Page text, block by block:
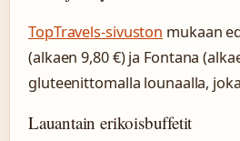
TopTravels-sivuston mukaan
(alkaen 9,80 €) ja Fontana
gluteenittomalla lounaalla,
Lauantain erikoisbuffetit